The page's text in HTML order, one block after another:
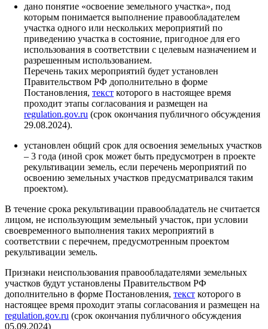
дано понятие «освоение земельного участка», под
которым понимается выполнение правообладателем
участка одного или нескольких мероприятий по
приведению участка в состояние, пригодное для его
использования в соответствии с целевым назначением и
разрешенным использованием.
Перечень таких мероприятий будет установлен
Правительством РФ дополнительно в форме
Постановления, текст которого в настоящее время
проходит этапы согласования и размещен на
regulation.gov.ru (срок окончания публичного обсуждения
29.08.2024).
установлен общий срок для освоения земельных участков
– 3 года (иной срок может быть предусмотрен в проекте
рекультивации земель, если перечень мероприятий по
освоению земельных участков предусматривался таким
проектом).
В течение срока рекультивации правообладатель не считается
лицом, не использующим земельный участок, при условии
своевременного выполнения таких мероприятий в
соответствии с перечнем, предусмотренным проектом
рекультивации земель.
Признаки неиспользования правообладателями земельных
участков будут установлены Правительством РФ
дополнительно в форме Постановления, текст которого в
настоящее время проходит этапы согласования и размещен на
regulation.gov.ru (срок окончания публичного обсуждения
05.09.2024)